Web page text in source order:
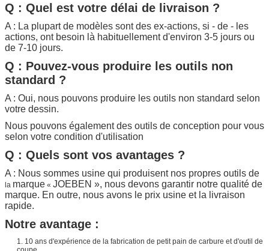
Q : Quel est votre délai de livraison ?
A : La plupart de modèles sont des ex-actions, si - de - les
actions, ont besoin là habituellement d'environ 3-5 jours ou
de 7-10 jours.
Q : Pouvez-vous produire les outils non
standard ?
A : Oui, nous pouvons produire les outils non standard selon
votre dessin.
Nous pouvons également des outils de conception pour vous
selon votre condition d'utilisation
Q : Quels sont vos avantages ?
A : Nous sommes usine qui produisent nos propres outils de
la marque « JOEBEN », nous devons garantir notre qualité de
marque. En outre, nous avons le prix usine et la livraison
rapide.
Notre avantage :
1. 10 ans d'expérience de la fabrication de petit pain de carbure et d'outil de